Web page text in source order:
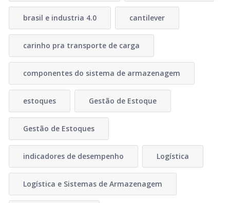
brasil e industria 4.0 cantilever
carinho pra transporte de carga
componentes do sistema de armazenagem
estoques Gestão de Estoque
Gestão de Estoques
indicadores de desempenho Logística
Logística e Sistemas de Armazenagem